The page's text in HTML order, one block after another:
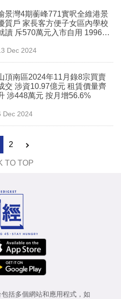
景灣4期蘅峰771實呎全維港景
質戶 家長客方便子女區內學校
讀 斥570萬元入市自用 1996年
Dec 2024
頂南區2024年11月錄8宗買賣
交 涉資10.97億元 租賃價量齊
涉448萬元 按月增56.6%
Dec 2024
2
TO TOP
括多個網站和應用程式，如